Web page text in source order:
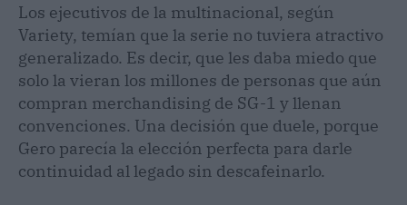
Los ejecutivos de la multinacional, según
Variety, temían que la serie no tuviera atractivo
generalizado. Es decir, que les daba miedo que
solo la vieran los millones de personas que aún
compran merchandising de SG-1 y llenan
convenciones. Una decisión que duele, porque
Gero parecía la elección perfecta para darle
continuidad al legado sin descafeinarlo.